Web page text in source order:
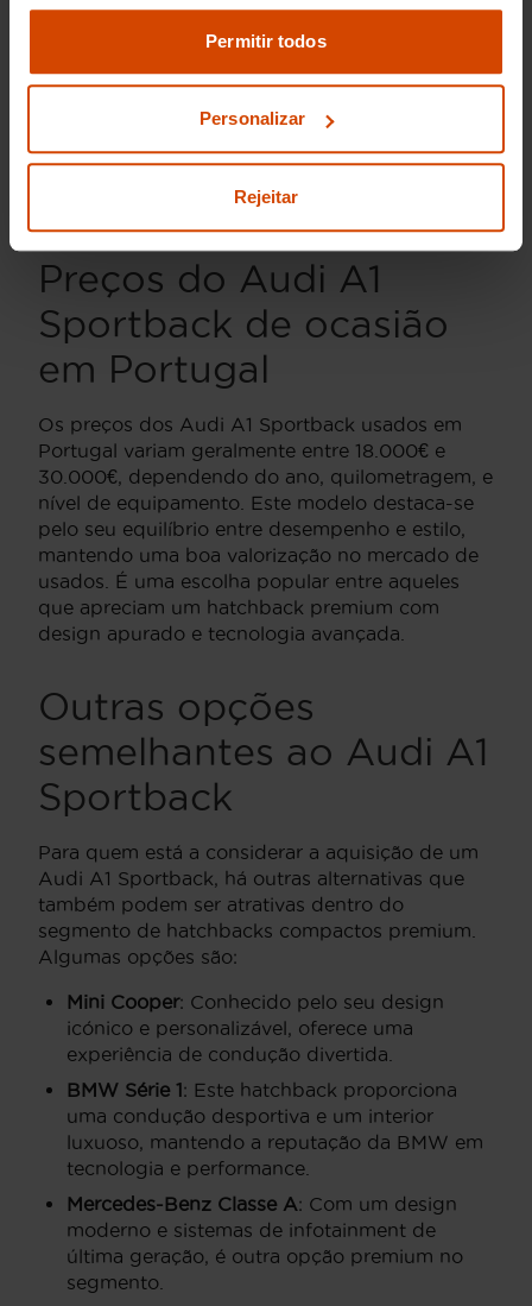
Pode modificar as suas opções de consentimento e
definições de cookies
definições e saber mais na nossa
Permitir todos
Personalizar
Rejeitar
um desempenho mais robusto, adequado
para quem busca uma condução mais
adiciona um pacote estético e de
desempenho mais desportivo, ideal para
Preços do Audi A1
Sportback de ocasião
em Portugal
Os preços dos Audi A1 Sportback usados em
Portugal variam geralmente entre 18.000€ e
30.000€, dependendo do ano, quilometragem, e
nível de equipamento. Este modelo destaca-se
pelo seu equilíbrio entre desempenho e estilo,
mantendo uma boa valorização no mercado de
usados. É uma escolha popular entre aqueles
que apreciam um hatchback premium com
design apurado e tecnologia avançada.
Outras opções
semelhantes ao Audi A1
Sportback
Para quem está a considerar a aquisição de um
Audi A1 Sportback, há outras alternativas que
também podem ser atrativas dentro do
segmento de hatchbacks compactos premium.
Algumas opções são:
Mini Cooper: Conhecido pelo seu design
icónico e personalizável, oferece uma
experiência de condução divertida.
BMW Série 1 : Este hatchback proporciona
uma condução desportiva e um interior
luxuoso, mantendo a reputação da BMW em
tecnologia e performance.
Mercedes-Benz Classe A: Com um design
moderno e sistemas de infotainment de
última geração, é outra opção premium no
segmento.